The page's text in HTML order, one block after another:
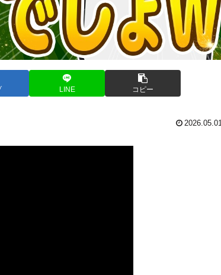
LINE コピー
2026.05.01